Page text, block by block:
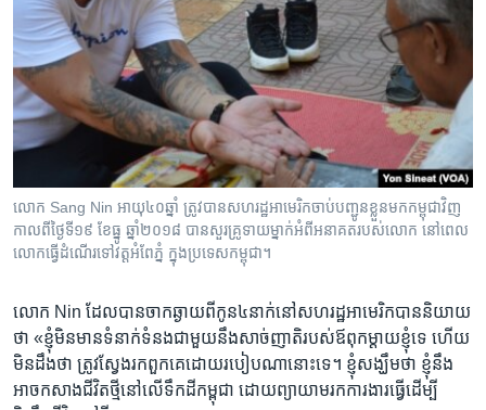
លោក Sang Nin អាយុ​៤០ឆ្នាំ ត្រូវ​បាន​សហរដ្ឋអាមេរិក​ចាប់​បញ្ជូន​ខ្លួន​មក​កម្ពុជា​វិញ
កាលពី​ថ្ងៃទី១៩ ខែធ្នូ ឆ្នាំ២០១៨ បាន​សួរ​គ្រូ​ទាយ​ម្នាក់​អំពី​អនាគត​របស់​លោក នៅ​ពេល​
លោក​ធ្វើ​ដំណើរ​ទៅ​វត្ត​អំពែភ្នំ ក្នុង​ប្រទេស​កម្ពុជា។
​លោក Nin ដែល​បាន​ចាក​ឆ្ងាយ​ពី​កូន៤នាក់​នៅ​សហរដ្ឋអាមេរិក​បាន​និយាយ​
ថា «ខ្ញុំ​មិន​មាន​ទំនាក់ទំនង​ជាមួយ​នឹង​សាច់ញាតិ​របស់​ឪពុកម្តាយ​ខ្ញុំ​ទេ ហើយ​
មិន​ដឹង​ថា ត្រូវ​ស្វែងរក​ពួកគេ​ដោយ​របៀប​ណា​នោះ​ទេ។ ខ្ញុំ​សង្ឃឹម​ថា ខ្ញុំ​នឹង​
អាច​កសាង​ជីវិត​ថ្មី​នៅ​លើ​ទឹក​ដី​កម្ពុជា ដោយ​ព្យាយាម​រក​ការងារ​ធ្វើ​ដើម្បី​